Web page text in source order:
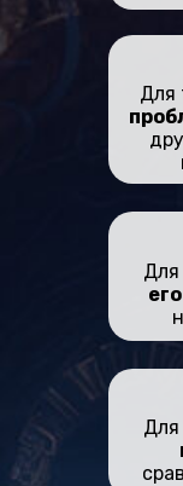
Для
Для
Для